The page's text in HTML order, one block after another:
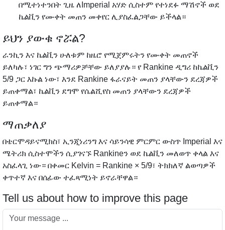
በሚተነተንበት ጊዜ ለImperial አሃድ ሲስተም የተነደፉ ማሽኖች ወደ
ኬልቪን የሙቀት መጠን መቀየር ሊያስፈልጋቸው ይችላል።
ይህን ያውቁ ኖሯል?
ራንኪን እና ኬልቪን ሁለቱም ከዜሮ የሚጀምሩትን የሙቀት መጠኖች
ይለካሉ፣ ነገር ግን ጭማሪዎቻቸው ይለያያሉ። የ Rankine ዲግሪ ከኬልቪን
5/9 ጋር እኩል ነው፣ እንደ Rankine ፋራናይት መጠን ያላቸውን ደረጃዎች
ይጠቀማል፣ ኬልቪን ደግሞ የሴልሺየስ መጠን ያላቸውን ደረጃዎች
ይጠቀማል።
ማጠቃለያ
በቴርሞዳይናሚክስ፣ ኢንጂነሪንግ እና ሳይንሳዊ ምርምር ውስጥ Imperial እና
ሜትሪክ ሲስተሞችን ሲያገናኙ Rankineን ወደ ኬልቪን መለወጥ ቀላል እና
አስፈላጊ ነው። በቀመር Kelvin = Rankine × 5/9፣ ትክክለኛ ልወጣዎች
ቀጥተኛ እና በሰፊው ተፈጻሚነት ይኖራቸዋል።
Tell us about how to improve this page